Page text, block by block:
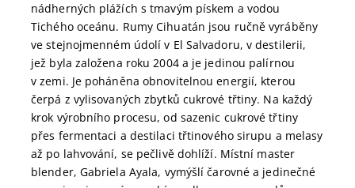
nádherných plážích s tmavým pískem a vodou
Tichého oceánu. Rumy Cihuatán jsou ručně vyráběny
ve stejnojmenném údolí v El Salvadoru, v destilerii,
jež byla založena roku 2004 a je jedinou palírnou
v zemi. Je poháněna obnovitelnou energií, kterou
čerpá z vylisovaných zbytků cukrové třtiny. Na každý
krok výrobního procesu, od sazenic cukrové třtiny
přes fermentaci a destilaci třtinového sirupu a melasy
až po lahvování, se pečlivě dohlíží. Místní master
blender, Gabriela Ayala, vymýšlí čarovné a jedinečné